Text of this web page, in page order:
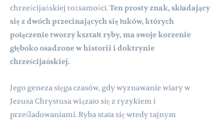
chrześcijańskiej tożsamości.Ten prosty znak, składający
się z dwóch przecinających się łuków, których
połączenie tworzy kształt ryby, ma swoje korzenie
głęboko osadzone w historii i doktrynie
chrześcijańskiej.
Jego geneza sięga czasów, gdy wyznawanie wiary w
Jezusa Chrystusa wiązało się z ryzykiem i
prześladowaniami. Ryba stała się wtedy tajnym